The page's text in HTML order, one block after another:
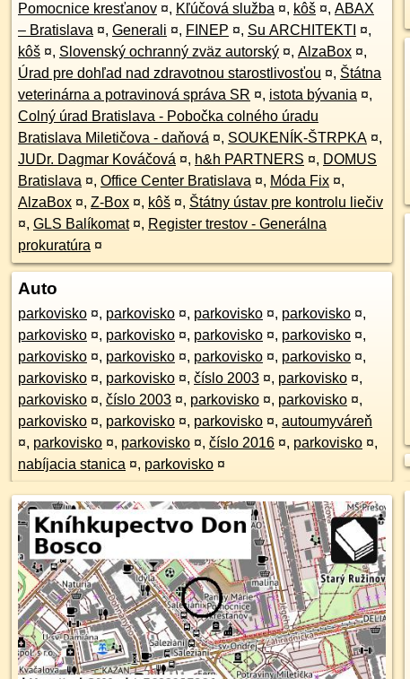
Pomocnice kresťanov ¤, Kľúčová služba ¤, kôš ¤, ABAX
– Bratislava ¤, Generali ¤, FINEP ¤, Su ARCHITEKTI ¤,
kôš ¤, Slovenský ochranný zväz autorský ¤, AlzaBox ¤,
Úrad pre dohľad nad zdravotnou starostlivosťou ¤, Štátna
veterinárna a potravinová správa SR ¤, istota bývania ¤,
Colný úrad Bratislava - Pobočka colného úradu
Bratislava Miletičova - daňová ¤, SOUKENÍK-ŠTRPKA ¤,
JUDr. Dagmar Kováčová ¤, h&h PARTNERS ¤, DOMUS
Bratislava ¤, Office Center Bratislava ¤, Móda Fix ¤,
AlzaBox ¤, Z-Box ¤, kôš ¤, Štátny ústav pre kontrolu liečiv
¤, GLS Balíkomat ¤, Register trestov - Generálna
prokuratúra ¤
Auto
parkovisko ¤, parkovisko ¤, parkovisko ¤, parkovisko ¤,
parkovisko ¤, parkovisko ¤, parkovisko ¤, parkovisko ¤,
parkovisko ¤, parkovisko ¤, parkovisko ¤, parkovisko ¤,
parkovisko ¤, parkovisko ¤, číslo 2003 ¤, parkovisko ¤,
parkovisko ¤, číslo 2003 ¤, parkovisko ¤, parkovisko ¤,
parkovisko ¤, parkovisko ¤, parkovisko ¤, autoumyváreň
¤, parkovisko ¤, parkovisko ¤, číslo 2016 ¤, parkovisko ¤,
nabíjacia stanica ¤, parkovisko ¤